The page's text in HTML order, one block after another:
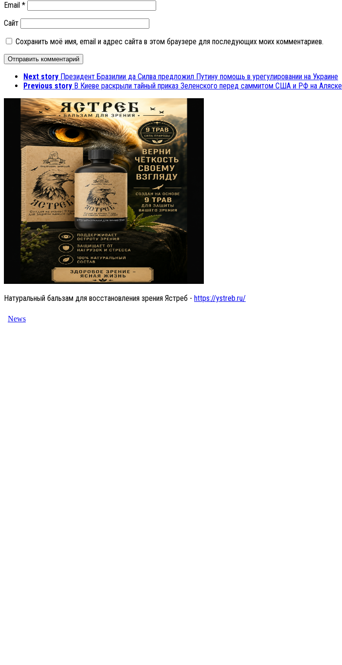
Email *
Сайт
Сохранить моё имя, email и адрес сайта в этом браузере для последующих моих комментариев.
Next story Президент Бразилии да Силва предложил Путину помощь в урегулировании на Украине
Previous story В Киеве раскрыли тайный приказ Зеленского перед саммитом США и РФ на Аляске
Натуральный бальзам для восстановления зрения Ястреб - https://ystreb.ru/